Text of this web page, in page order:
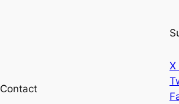
Contact
X